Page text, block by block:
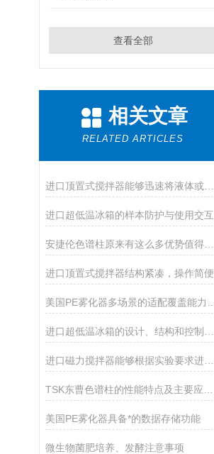
查看全部
相关文章
RELATED ARTICLES
进口顶置式搅拌器能够迅速将液体或固体物质搅拌均匀
进口超低温冰箱的样本防护与使用交互
安捷伦色谱柱原来有这么多优势值得我们选择
进口顶置式搅拌器结构紧凑，操作简便
进口磁力搅拌器能够根据实验要求进行精细调节
美国PE雾化器具备*的数据存储功能
微生物菌肥培养、发酵注意事项